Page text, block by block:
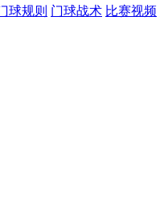
球规则 门球战术 比赛视频